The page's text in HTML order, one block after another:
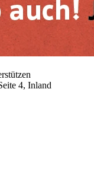
4, Inland